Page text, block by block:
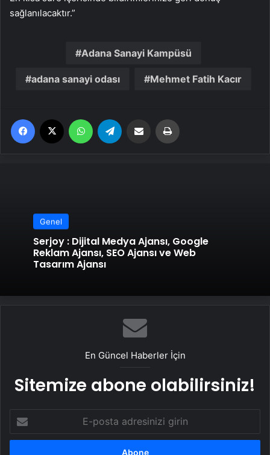
sağlanılacaktır.”
Adana Sanayi Kampüsü
adana sanayi odası Mehmet Fatih Kacır
Facebook WhatsApp Email'den paylaş
Genel
Serjoy : Dijital Medya Ajansı, Google
Reklam Ajansı, SEO Ajansı ve Web
Tasarım Ajansı
En Güncel Haberler İçin
Sitemize abone olabilirsiniz!
posta
adresinizi